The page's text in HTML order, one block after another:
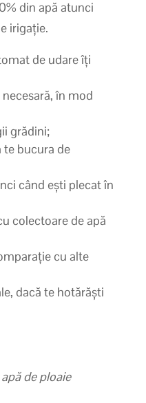
din apă atunci
irigație.
de udare îți
în mod
grădini;
te bucura de
când ești plecat în
colectoare de apă
cu alte
dacă te hotărăști
de ploaie